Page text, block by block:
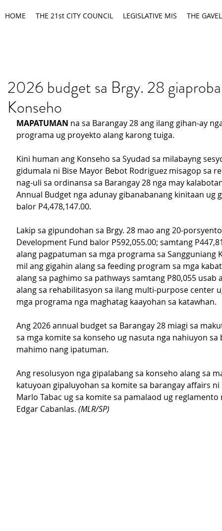
HOME THE 21st CITY COUNCIL LEGISLATIVE MIS THE GAVEL
2026 budget sa Brgy. 28
Konseho
MAPATUMAN na sa Barangay 28 ang ilang gihan-ay
programa ug proyekto alang karong tuiga.
Kini human ang Konseho sa Syudad sa milabayng
gidumala ni Bise Mayor Bebot Rodriguez misagop sa
nag-uli sa ordinansa sa Barangay 28 nga may
Annual Budget nga adunay gibanabanang kinitaan ug
balor P4,478,147.00.
Lakip sa gipundohan sa Brgy. 28 mao ang 20-
Development Fund balor P592,055.00; samtang
alang pagpatuman sa mga programa sa Sangguniang
mil ang gigahin alang sa feeding program sa mga
alang sa paghimo sa pathways samtang P80,055 usab
alang sa rehabilitasyon sa ilang multi-purpose center
mga programa nga maghatag kaayohan sa katawhan.
Ang 2026 annual budget sa Barangay 28 miagi sa
sa mga komite sa konseho ug nasuta nga nahiuyon
mahimo nang ipatuman.
Ang resolusyon nga gipalabang sa konseho alang sa
katuyoan gipaluyohan sa komite sa barangay affairs
Marlo Tabac ug sa komite sa pamalaod ug
Edgar Cabanlas. (MLR/SP)